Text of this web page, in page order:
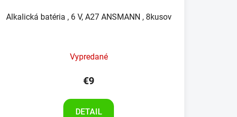
Alkalická batéria , 6 V, A27 ANSMANN , 8kusov
Vypredané
€9
DETAIL